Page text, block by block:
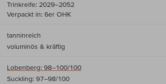
Trinkreife: 2029–2052
Verpackt in: 6er OHK
tanninreich
voluminös & kräftig
Lobenberg: 98–100/100
Suckling: 97–98/100